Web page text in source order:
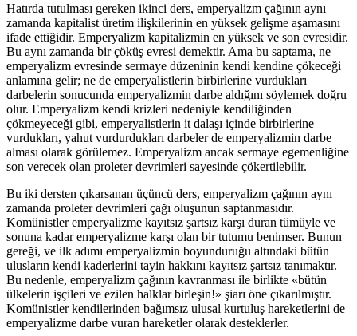
Hatırda tutulması gereken ikinci ders, emperyalizm çağının aynı
zamanda kapitalist üretim ilişkilerinin en yüksek gelişme aşamasını
ifade ettiğidir. Emperyalizm kapitalizmin en yüksek ve son evresidir.
Bu aynı zamanda bir çöküş evresi demektir. Ama bu saptama, ne
emperyalizm evresinde sermaye düzeninin kendi kendine çökeceği
anlamına gelir; ne de emperyalistlerin birbirlerine vurdukları
darbelerin sonucunda emperyalizmin darbe aldığını söylemek doğru
olur. Emperyalizm kendi krizleri nedeniyle kendiliğinden
çökmeyeceği gibi, emperyalistlerin it dalaşı içinde birbirlerine
vurdukları, yahut vurdurdukları darbeler de emperyalizmin darbe
alması olarak görülemez. Emperyalizm ancak sermaye egemenliğine
son verecek olan proleter devrimleri sayesinde çökertilebilir.
Bu iki dersten çıkarsanan üçüncü ders, emperyalizm çağının aynı
zamanda proleter devrimleri çağı oluşunun saptanmasıdır.
Komünistler emperyalizme kayıtsız şartsız karşı duran tümüyle ve
sonuna kadar emperyalizme karşı olan bir tutumu benimser. Bunun
gereği, ve ilk adımı emperyalizmin boyunduruğu altındaki bütün
ulusların kendi kaderlerini tayin hakkını kayıtsız şartsız tanımaktır.
Bu nedenle, emperyalizm çağının kavranması ile birlikte «bütün
ülkelerin işçileri ve ezilen halklar birleşin!» şiarı öne çıkarılmıştır.
Komünistler kendilerinden bağımsız ulusal kurtuluş hareketlerini de
emperyalizme darbe vuran hareketler olarak desteklerler.